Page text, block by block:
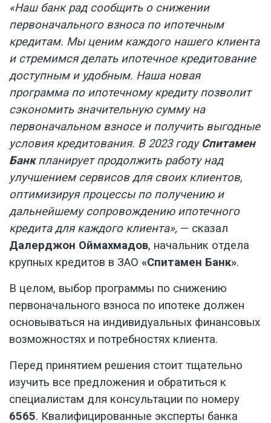
«Наш банк рад сообщить о снижении
первоначального взноса по ипотечным
кредитам. Мы ценим каждого нашего клиента
и стремимся делать ипотечное кредитование
доступным и удобным. Наша новая
программа по ипотечному кредиту позволит
сэкономить значительную сумму на
первоначальном взносе и получить выгодные
условия кредитования. В 2023 году Спитамен
Банкпланирует продолжить работу над
улучшением сервисов для своих клиентов,
оптимизируя процессы по получению и
дальнейшему сопровождению ипотечного
кредита для каждого клиента», — сказал
Далерджон Оймахмадов, начальник отдела
крупных кредитов в ЗАО «Спитамен Банк».
В целом, выбор программы по снижению
первоначального взноса по ипотеке должен
основываться на индивидуальных финансовых
возможностях и потребностях клиента.
Перед принятием решения стоит тщательно
изучить все предложения и обратиться к
специалистам для консультации по номеру
6565. Квалифицированные эксперты банка